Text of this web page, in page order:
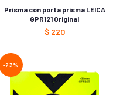
Prisma con porta prisma LEICA
GPR121 Original
$220
-23%